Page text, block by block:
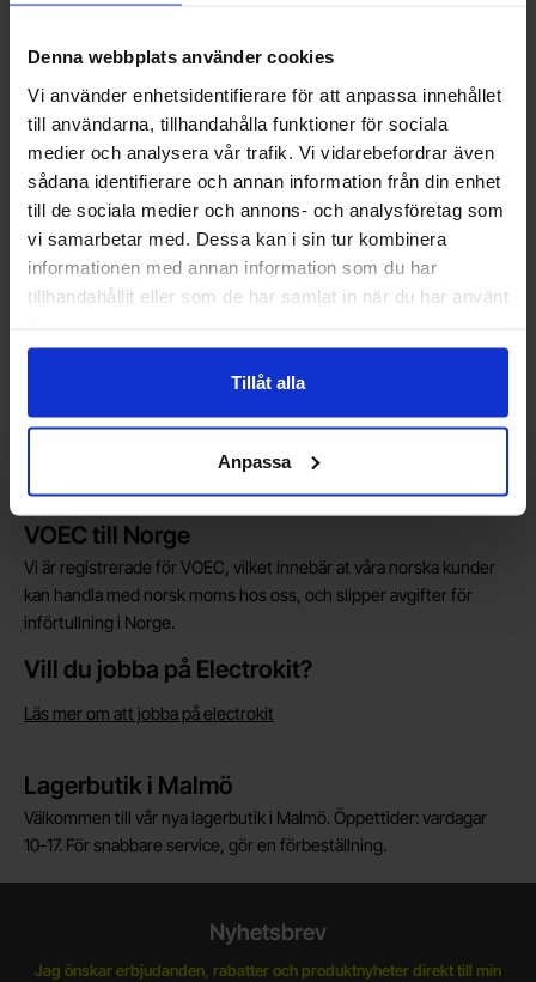
Denna webbplats använder cookies
Vi använder enhetsidentifierare för att anpassa innehållet
till användarna, tillhandahålla funktioner för sociala
medier och analysera vår trafik. Vi vidarebefordrar även
sådana identifierare och annan information från din enhet
till de sociala medier och annons- och analysföretag som
vi samarbetar med. Dessa kan i sin tur kombinera
informationen med annan information som du har
tillhandahållit eller som de har samlat in när du har använt
Tillåt alla
Anpassa
Motstånd metallfilm 0.6W 1%
Art. nr
40811247
Från
0.15 SEK
Inklusive 25% moms
Köp (10st)
Mängdrabatt
Antal Pris /st
1-till
24 st
1 SEK
25 -till99 st
0.60 SEK
st
Motstånd metallfilm 0.6W 1%
Art. nr
40811347
Från
0.15 SEK
Köp (10st)
Mängdrabatt
AntalPris /st
1-till
24 st
25 -till99 st
Kort allmän information
VOEC till Norge
Vi är registrerade för VOEC, vilket innebär at våra norska kunder
kan handla med norsk moms hos oss, och slipper avgifter för
införtullning i Norge.
Vill du jobba på Electrokit?
Läs mer om att jobba på electrokit
Lagerbutik i Malmö
Välkommen till vår nya lagerbutik i Malmö. Öppettider: vardagar
10-17. För snabbare service, gör en förbeställning.
Nyhetsbrev
Jag önskar erbjudanden, rabatter och produktnyheter direkt till min